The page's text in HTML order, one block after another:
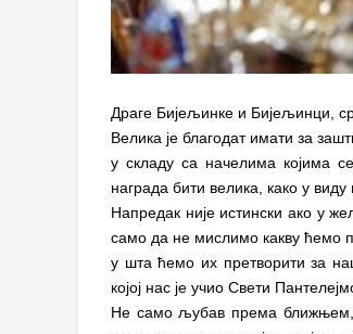
Драге Бијељинке и Бијељинци,
Велика је благодат имати за
у складу са начелима којима
награда бити велика, како у
Напредак није истински ако у
само да не мислимо какву ћемо
у шта ћемо их претворити за
којој нас је учио Свети
Не само љубав према ближњем,